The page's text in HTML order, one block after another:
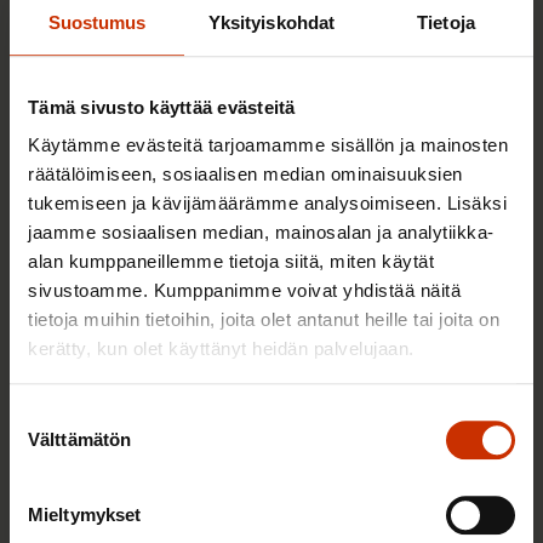
Suostumus Yksityiskohdat Tietoja
Tämä sivusto käyttää evästeitä
Käytämme evästeitä tarjoamamme sisällön ja mainosten
räätälöimiseen, sosiaalisen median ominaisuuksien
tukemiseen ja kävijämäärämme analysoimiseen. Lisäksi
jaamme sosiaalisen median, mainosalan ja analytiikka-
alan kumppaneillemme tietoja siitä, miten käytät
sivustoamme. Kumppanimme voivat yhdistää näitä
tietoja muihin tietoihin, joita olet antanut heille tai joita on
kerätty, kun olet käyttänyt heidän palvelujaan.
valinta
Välttämätön
Mieltymykset
Työmarkkinakeskusjärjestöt: Tuottava ja